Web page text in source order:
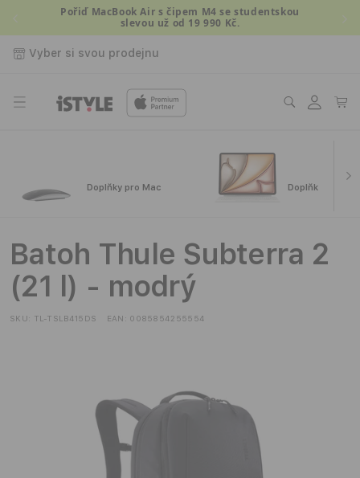
Přejít kPořiď MacBook Air s čipem M4 se studentskou
slevou už od 19 990 Kč.
Vyber si svou prodejnu
Přihlásit
se
Košík
Doplňky pro Mac Doplňky pro
Batoh Thule Subterra 2
(21 l) - modrý
SKU: TL-TSLB415DS EAN: 0085854255554